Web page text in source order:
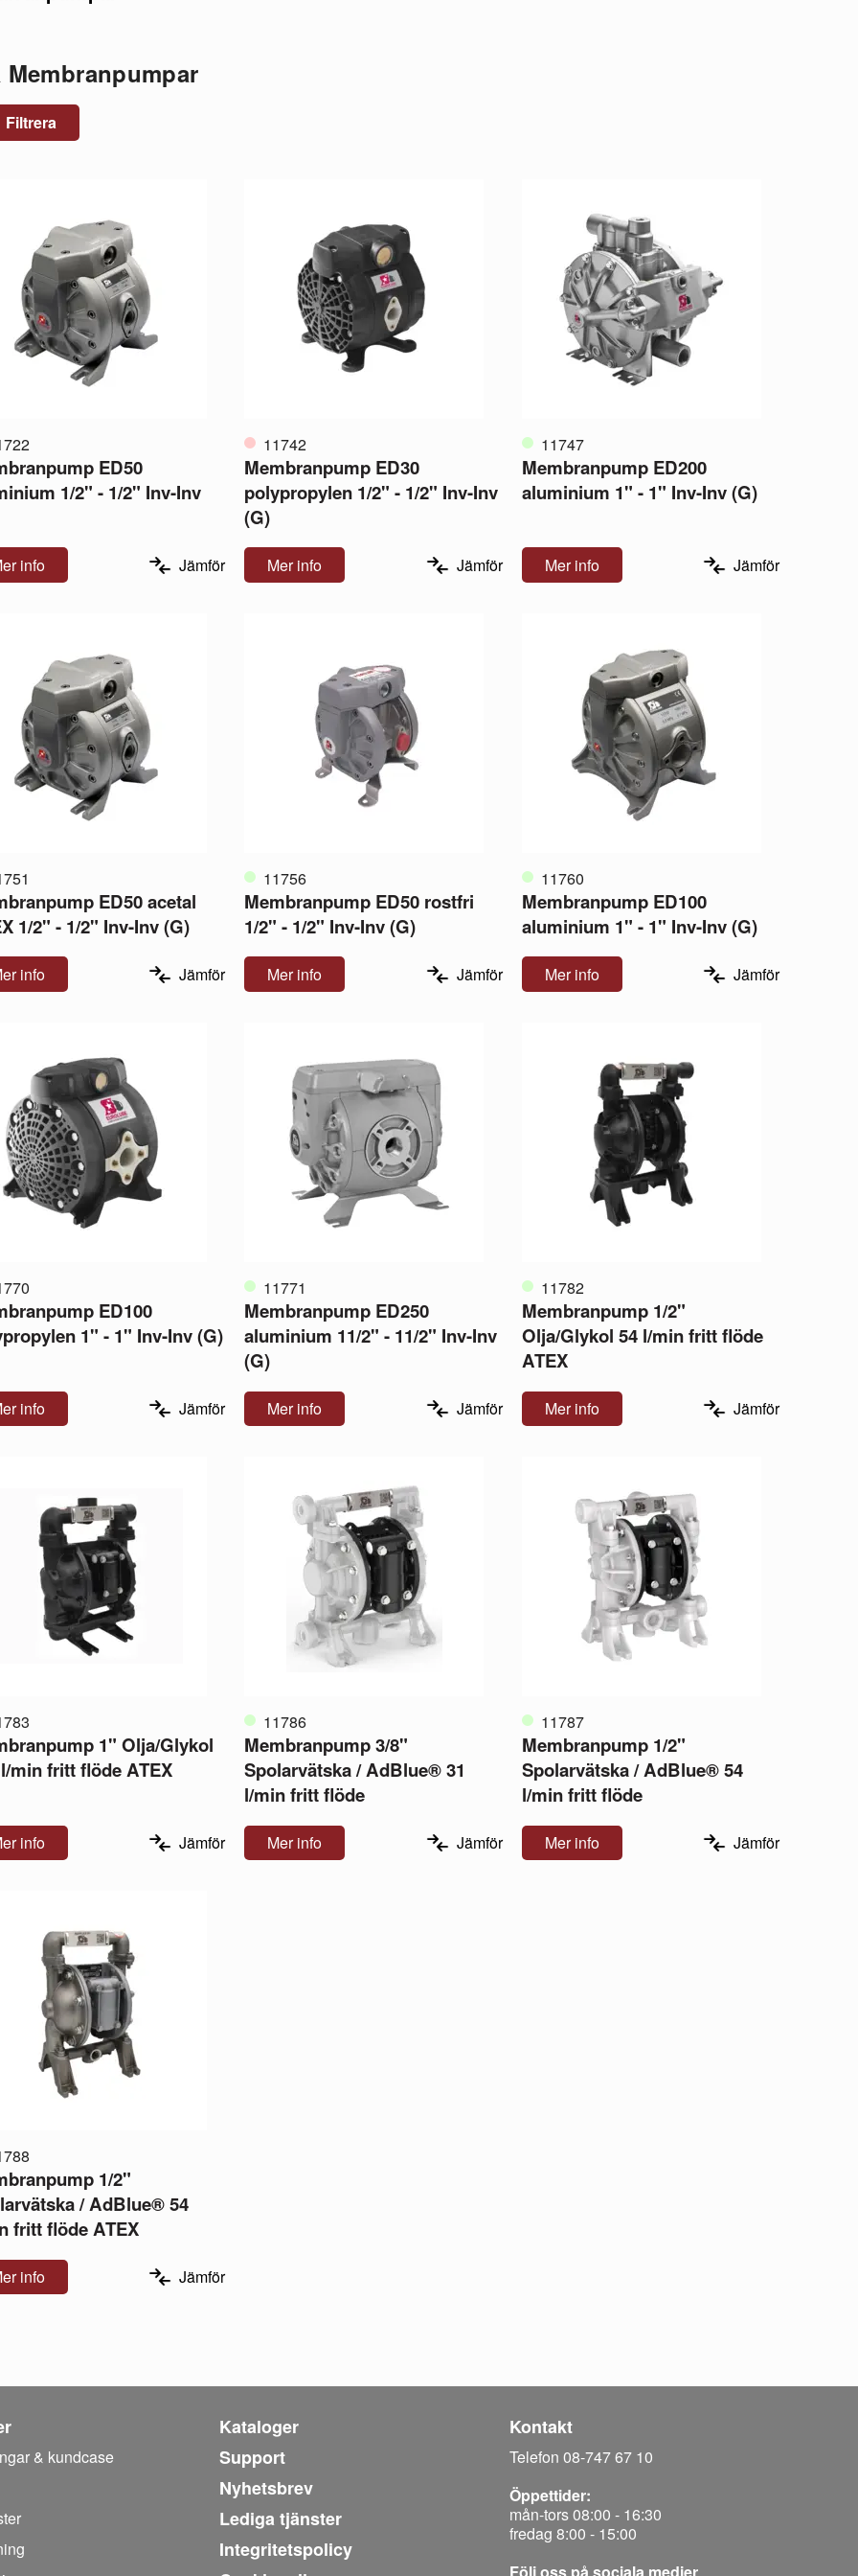
Membranpumpar
Filtrera
ED50
1/2" - 1/2" Inv-Inv
info Jämför
11742
Membranpump ED30
polypropylen 1/2" - 1/2" Inv-Inv
(G)
Mer info Jämför
11747
Membranpump ED200
aluminium 1" - 1" Inv-Inv (G)
Mer info Jämför
ED50 acetal
1/2" - 1/2" Inv-Inv (G)
info Jämför
11756
Membranpump ED50 rostfri
1/2" - 1/2" Inv-Inv (G)
Mer info Jämför
11760
Membranpump ED100
aluminium 1" - 1" Inv-Inv (G)
Mer info Jämför
ED100
1" - 1" Inv-Inv (G)
info Jämför
11771
Membranpump ED250
aluminium 11/2" - 11/2" Inv-Inv
(G)
Mer info Jämför
11782
Membranpump 1/2"
Olja/Glykol 54 l/min fritt flöde
ATEX
Mer info Jämför
1" Olja/Glykol
min fritt flöde ATEX
info Jämför
11786
Membranpump 3/8"
Spolarvätska / AdBlue® 31
l/min fritt flöde
Mer info Jämför
11787
Membranpump 1/2"
Spolarvätska / AdBlue® 54
l/min fritt flöde
Mer info Jämför
1/2"
/ AdBlue® 54
fritt flöde ATEX
info Jämför
& kundcase
Kataloger
Support
Nyhetsbrev
Lediga tjänster
Integritetspolicy
Kontakt
Telefon 08-747 67 10
Öppettider:
mån-tors 08:00 - 16:30
fredag 8:00 - 15:00